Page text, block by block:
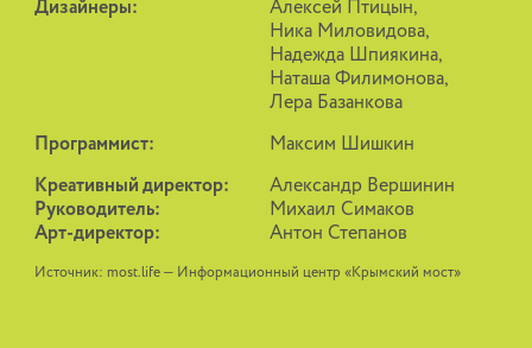
Дизайнеры:
Алексей Птицын,
Ника Миловидова,
Надежда Шпиякина,
Наташа Филимонова,
Лера Базанкова
Программист:
Максим Шишкин
Креативный директор:
Александр Вершинин
Руководитель:
Михаил Симаков
Арт-директор:
Антон Степанов
Источник: most.life — Информационный центр «Крымский мост»